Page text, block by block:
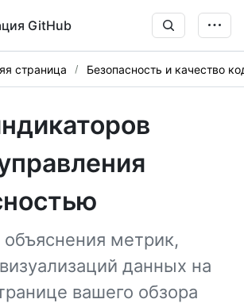
GitHub
страница Безопасность и качество
метрик,
данных на
вашего обзора